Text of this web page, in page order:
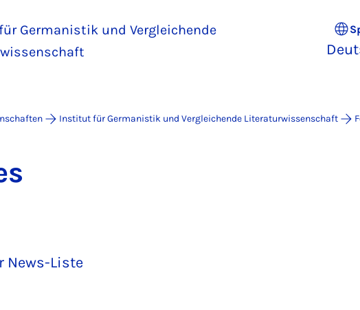
Germanistik und Vergleichende
Institut für Germanistik und Vergleichende Literaturwissenschaft
News-Liste